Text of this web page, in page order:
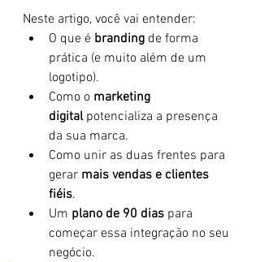
Neste artigo, você vai entender:
O que é branding de forma
prática (e muito além de um
logotipo).
Como o marketing
digital potencializa a presença
da sua marca.
Como unir as duas frentes para
gerar mais vendas e clientes
fiéis.
Um plano de 90 dias para
começar essa integração no seu
negócio.